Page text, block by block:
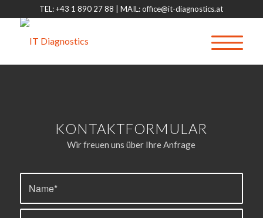
TEL: +43 1 890 27 88 | MAIL: office@it-diagnostics.at
KONTAKTFORMULAR
Wir freuen uns über Ihre Anfrage